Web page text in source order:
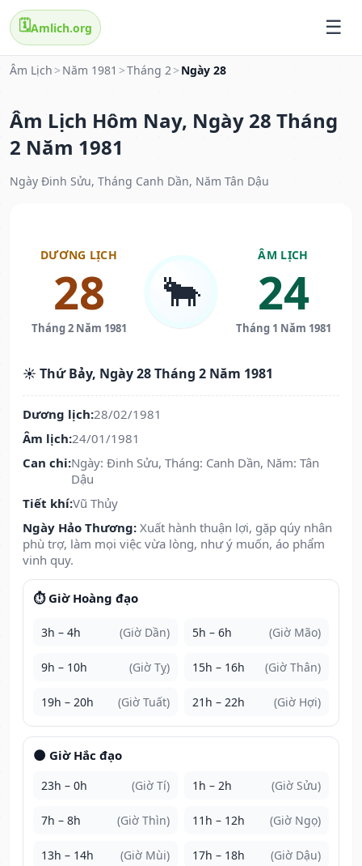
🗓️Amlich.org
Âm Lịch > Năm 1981 >Tháng 2> Ngày 28
Âm Lịch Hôm Nay, Ngày 28 Tháng
2 Năm 1981
Ngày Đinh Sửu, Tháng Canh Dần, Năm Tân Dậu
DƯƠNG LỊCH
28
Tháng 2 Năm 1981
🐂
ÂM LỊCH
24
Tháng 1 Năm 1981
☀️ Thứ Bảy, Ngày 28 Tháng 2 Năm 1981
Dương lịch:28/02/1981
Âm lịch:24/01/1981
Can chi:Ngày: Đinh Sửu, Tháng: Canh Dần, Năm: Tân
Dậu
Tiết khí:Vũ Thủy
Ngày Hảo Thương: Xuất hành thuận lợi, gặp qúy nhân
phù trợ, làm mọi việc vừa lòng, như ý muốn, áo phẩm
vinh quy.
⏱️ Giờ Hoàng đạo
3h – 4h (Giờ Dần) 5h – 6h (Giờ Mão)
9h – 10h (Giờ Tỵ) 15h – 16h (Giờ Thân)
19h – 20h (Giờ Tuất) 21h – 22h (Giờ Hợi)
🌑 Giờ Hắc đạo
23h – 0h (Giờ Tí) 1h – 2h (Giờ Sửu)
7h – 8h (Giờ Thìn) 11h – 12h (Giờ Ngọ)
13h – 14h (Giờ Mùi) 17h – 18h (Giờ Dậu)